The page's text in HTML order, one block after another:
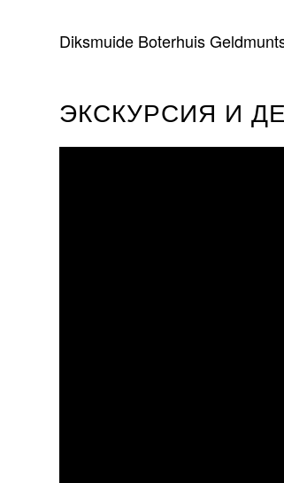
Diksmuide Boterhuis
ЭКСКУРСИЯ И